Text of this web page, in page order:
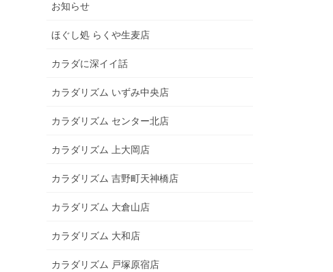
お知らせ
ほぐし処 らくや生麦店
カラダに深イイ話
カラダリズム いずみ中央店
カラダリズム センター北店
カラダリズム 上大岡店
カラダリズム 吉野町天神橋店
カラダリズム 大倉山店
カラダリズム 大和店
カラダリズム 戸塚原宿店